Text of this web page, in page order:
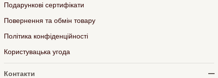
Подарункові сертифікати
Повернення та обмін товару
Політика конфіденційності
Користувацька угода
Контакти